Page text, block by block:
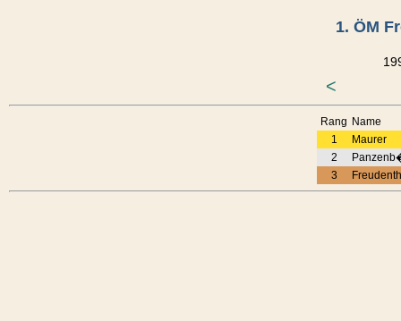
1. ÖM
<
Rang Name
1
Maurer
2
3